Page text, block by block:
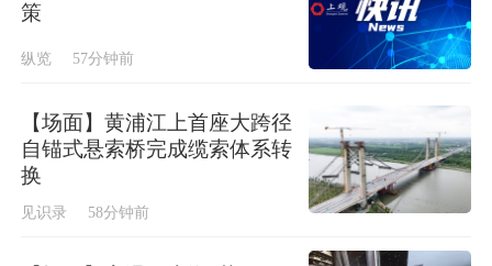
策
纵览 57分钟前
【场面】黄浦江上首座大跨径
自锚式悬索桥完成缆索体系转
换
见识录 58分钟前